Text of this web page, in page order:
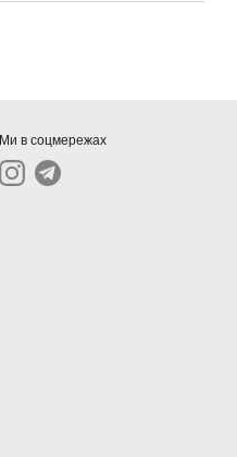
Ми в соцмережах